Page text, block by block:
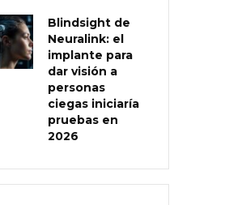
Blindsight de
Neuralink: el
implante para
dar visión a
personas
ciegas iniciaría
pruebas en
2026